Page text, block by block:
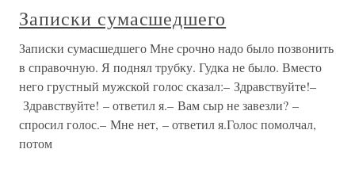
Записки сумасшедшего
Записки сумасшедшего Мне срочно надо было позвонить
в справочную. Я поднял трубку. Гудка не было. Вместо
него грустный мужской голос сказал:– Здравствуйте!–
Здравствуйте! – ответил я.– Вам сыр не завезли? –
спросил голос.– Мне нет, – ответил я.Голос помолчал,
потом